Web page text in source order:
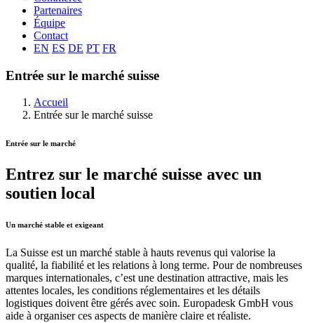
Partenaires
Équipe
Contact
EN ES DE PT FR
Entrée sur le marché suisse
Accueil
Entrée sur le marché suisse
Entrée sur le marché
Entrez sur le marché suisse avec un
soutien local
Un marché stable et exigeant
La Suisse est un marché stable à hauts revenus qui valorise la
qualité, la fiabilité et les relations à long terme. Pour de nombreuses
marques internationales, c’est une destination attractive, mais les
attentes locales, les conditions réglementaires et les détails
logistiques doivent être gérés avec soin. Europadesk GmbH vous
aide à organiser ces aspects de manière claire et réaliste.